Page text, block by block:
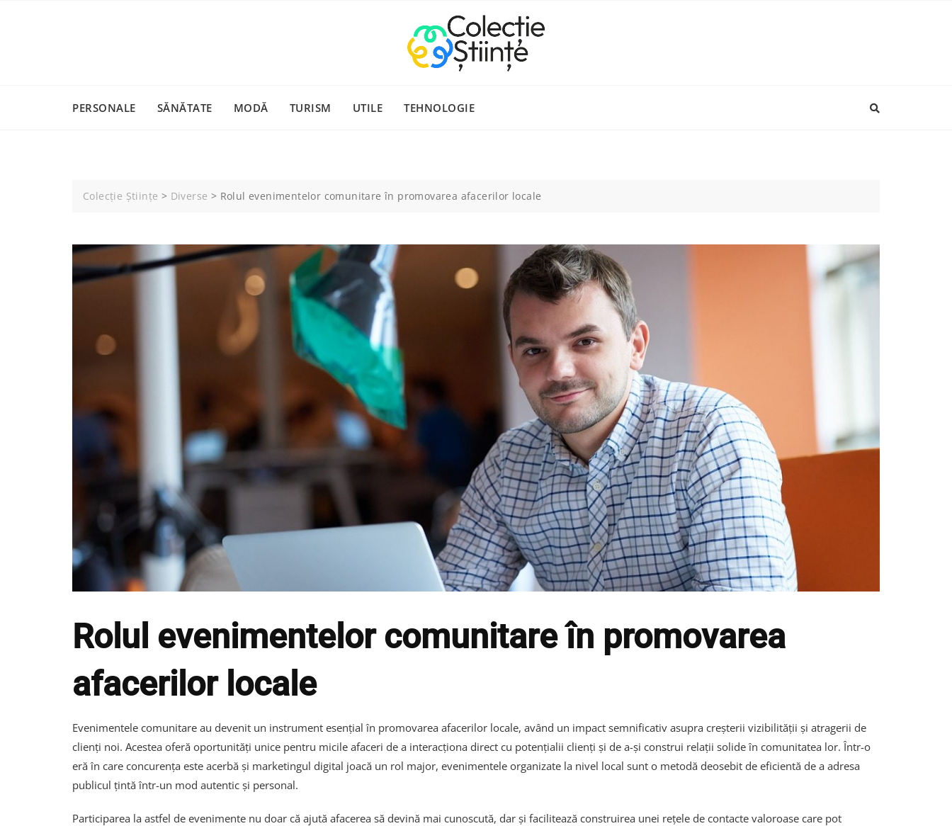
PERSONALE SĂNĂTATE MODĂ TURISM UTILE TEHNOLOGIE
Colecție Științe > Diverse > Rolul evenimentelor comunitare în promovarea afacerilor locale
Rolul evenimentelor comunitare în promovarea
afacerilor locale
Evenimentele comunitare au devenit un instrument esențial în promovarea afacerilor locale, având un impact semnificativ asupra creșterii vizibilității și atragerii de
clienți noi. Acestea oferă oportunități unice pentru micile afaceri de a interacționa direct cu potențialii clienți și de a-și construi relații solide în comunitatea lor. Într-o
eră în care concurența este acerbă și marketingul digital joacă un rol major, evenimentele organizate la nivel local sunt o metodă deosebit de eficientă de a adresa
publicul țintă într-un mod autentic și personal.
Participarea la astfel de evenimente nu doar că ajută afacerea să devină mai cunoscută, dar și facilitează construirea unei rețele de contacte valoroase care pot